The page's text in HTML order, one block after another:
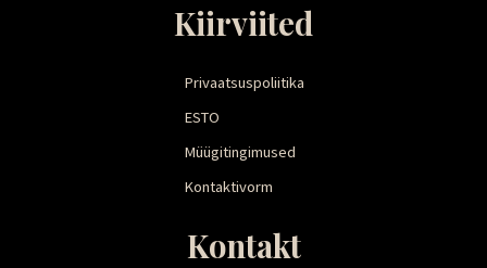
Kiirviited
Privaatsuspoliitika
ESTO
Müügitingimused
Kontaktivorm
Kontakt